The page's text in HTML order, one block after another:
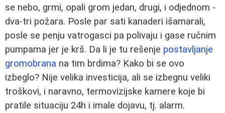
se nebo, grmi, opali grom jedan, drugi, i odjednom -
dva-tri požara. Posle par sati kanaderi išamarali,
posle se penju vatrogasci pa polivaju i gase ručnim
pumpama jer je krš. Da li je tu rešenje postavljanje
gromobrana na tim brdima? Kako bi se ovo
izbeglo? Nije velika investicija, ali se izbegnu veliki
troškovi, i naravno, termovizijske kamere koje bi
pratile situaciju 24h i imale dojavu, tj. alarm.